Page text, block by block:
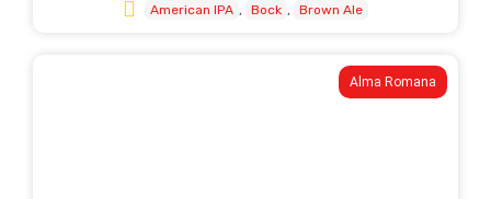
American IPA
Bock Brown Ale
Alma Romana